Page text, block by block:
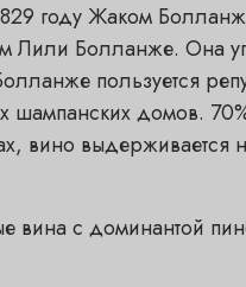
году Жаком
Болланже. Она
пользуется
домов.
вино
с доминантой